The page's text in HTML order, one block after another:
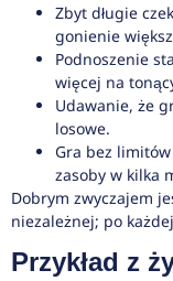
Zbyt długie
gonienie
Podnoszenie
więcej na
Udawanie, że
losowe.
Gra bez
zasoby w kilka
Dobrym zwyczajem
niezależnej; po
Przykład z